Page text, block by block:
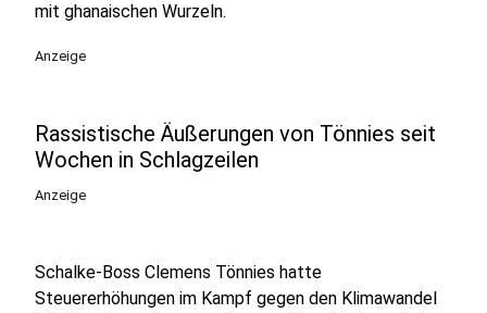
mit ghanaischen Wurzeln.
Anzeige
Rassistische Äußerungen von Tönnies seit
Wochen in Schlagzeilen
Anzeige
Schalke-Boss Clemens Tönnies hatte
Steuererhöhungen im Kampf gegen den Klimawandel